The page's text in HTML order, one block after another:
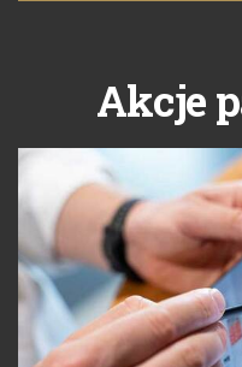
Akcje